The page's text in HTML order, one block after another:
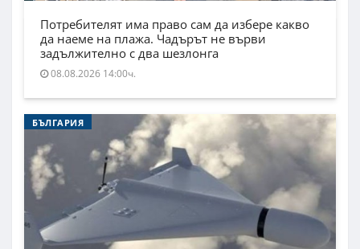
Потребителят има право сам да избере какво
да наеме на плажа. Чадърът не върви
задължително с два шезлонга
08.08.2026 14:00ч.
БЪЛГАРИЯ